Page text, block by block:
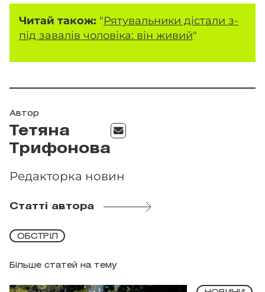
Читай також: "Рятувальники дістали з-
під завалів чоловіка: він живий"
Автор
Тетяна
Трифонова
Редакторка новин
Статті автора
Більше статей на тему
ОБСТРІЛ